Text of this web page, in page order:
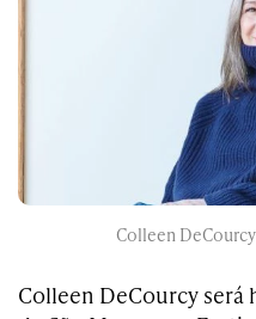
Colleen
Colleen DeCourcy será